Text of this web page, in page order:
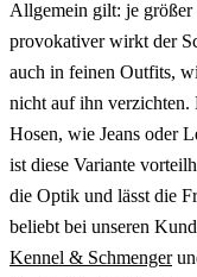
Allgemein gilt: je größer
provokativer wirkt der
auch in feinen Outfits,
nicht auf ihn verzichten.
Hosen, wie Jeans oder
ist diese Variante
die Optik und lässt die
beliebt bei unseren
Kennel & Schmenger